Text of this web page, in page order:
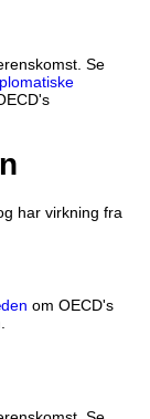
Se
har virkning fra
om OECD's